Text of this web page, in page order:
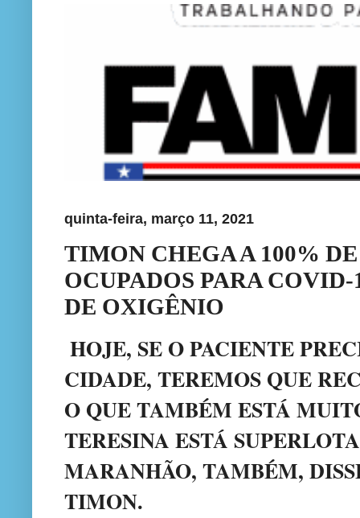
quinta-feira, março 11, 2021
TIMON CHEGA A 100%
OCUPADOS PARA
DE OXIGÊNIO
HOJE, SE O PACIENTE
CIDADE, TEREMOS QUE
O QUE TAMBÉM ESTÁ
TERESINA ESTÁ
MARANHÃO, TAMBÉM,
TIMON.